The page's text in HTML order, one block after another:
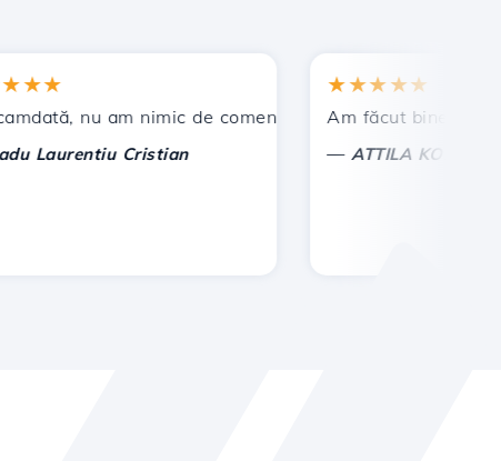
!
nu am nimic de comentat, ci doar de apreciat. Cu
Cristian
★★★★★
Am făcut bine ca am
ATTILA KOLES